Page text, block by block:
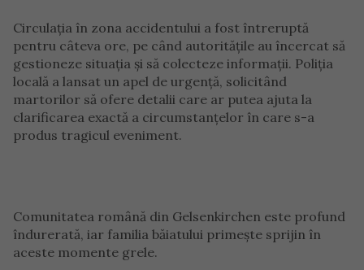
Circulația în zona accidentului a fost întreruptă
pentru câteva ore, pe când autoritățile au încercat să
gestioneze situația și să colecteze informații. Poliția
locală a lansat un apel de urgență, solicitând
martorilor să ofere detalii care ar putea ajuta la
clarificarea exactă a circumstanțelor în care s-a
produs tragicul eveniment.
Comunitatea română din Gelsenkirchen este profund
îndurerată, iar familia băiatului primește sprijin în
aceste momente grele.